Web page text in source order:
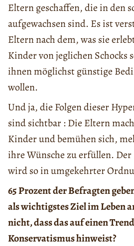
Eltern geschaffen, die in den
aufgewachsen sind. Es ist
Eltern nach dem, was sie
Kinder von jeglichen Schocks
ihnen möglichst günstige
wollen.
Und ja, die Folgen dieser
sind sichtbar : Die Eltern
Kinder und bemühen sich,
ihre Wünsche zu erfüllen. Der
wird so in umgekehrter
65 Prozent der Befragten
als wichtigstes Ziel im Leben
nicht, dass das auf einen
Konservatismus hinweist?